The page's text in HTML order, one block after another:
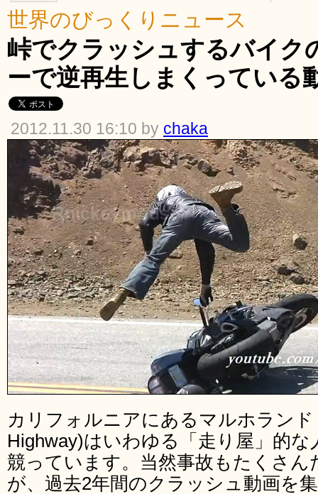
世界のびっくりニュース
峠でクラッシュするバイク
ーで逆再生しまくっている
2012.11.30 16:10 by chaka
カリフォルニアにあるマルホラン
Highway)はいわゆる「走り屋」的
競っています。当然事故もたくさ
が、過去2年間のクラッシュ動画を